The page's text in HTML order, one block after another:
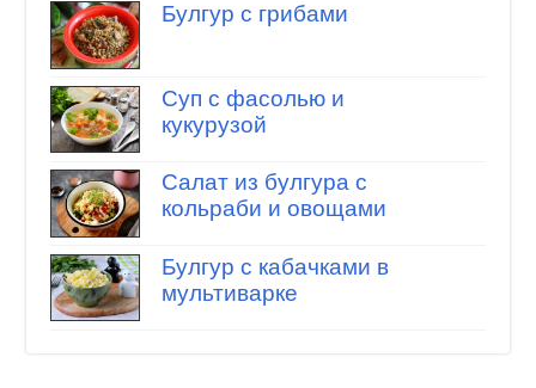
Булгур с грибами
Суп с фасолью и
кукурузой
Салат из булгура с
кольраби и овощами
Булгур с кабачками в
мультиварке